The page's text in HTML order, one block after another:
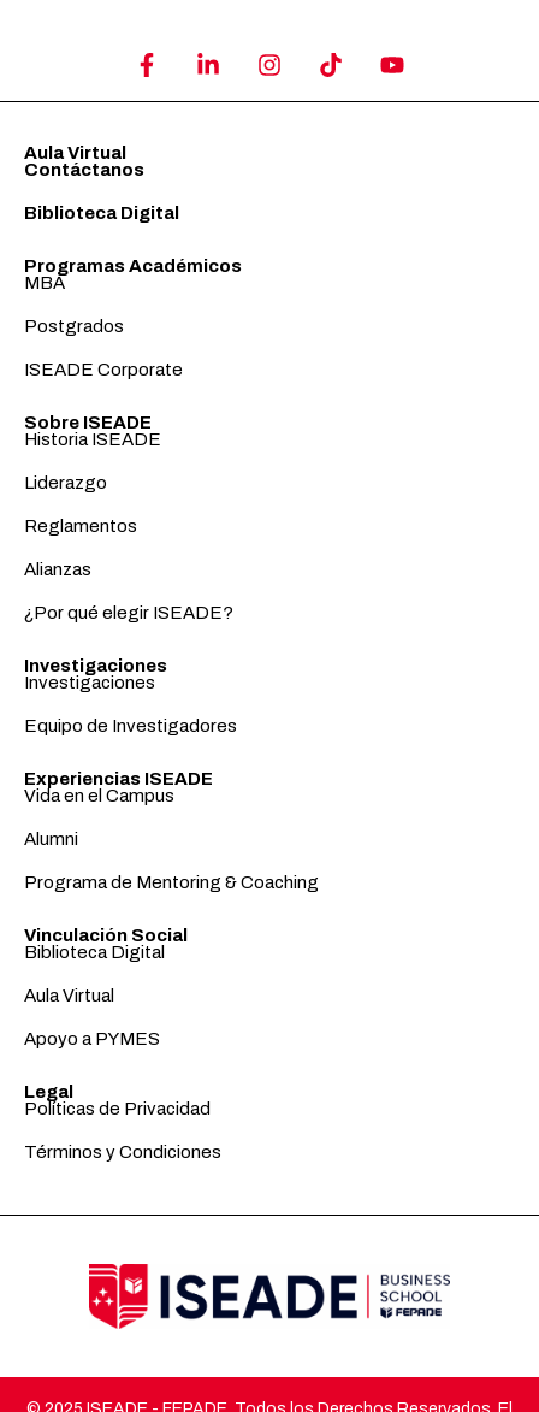
Aula Virtual
Contáctanos
Biblioteca Digital
Programas Académicos
MBA
Postgrados
ISEADE Corporate
Sobre ISEADE
Historia ISEADE
Liderazgo
Reglamentos
Alianzas
¿Por qué elegir ISEADE?
Investigaciones
Investigaciones
Equipo de Investigadores
Experiencias ISEADE
Vida en el Campus
Alumni
Programa de Mentoring & Coaching
Vinculación Social
Biblioteca Digital
Aula Virtual
Apoyo a PYMES
Legal
Políticas de Privacidad
Términos y Condiciones